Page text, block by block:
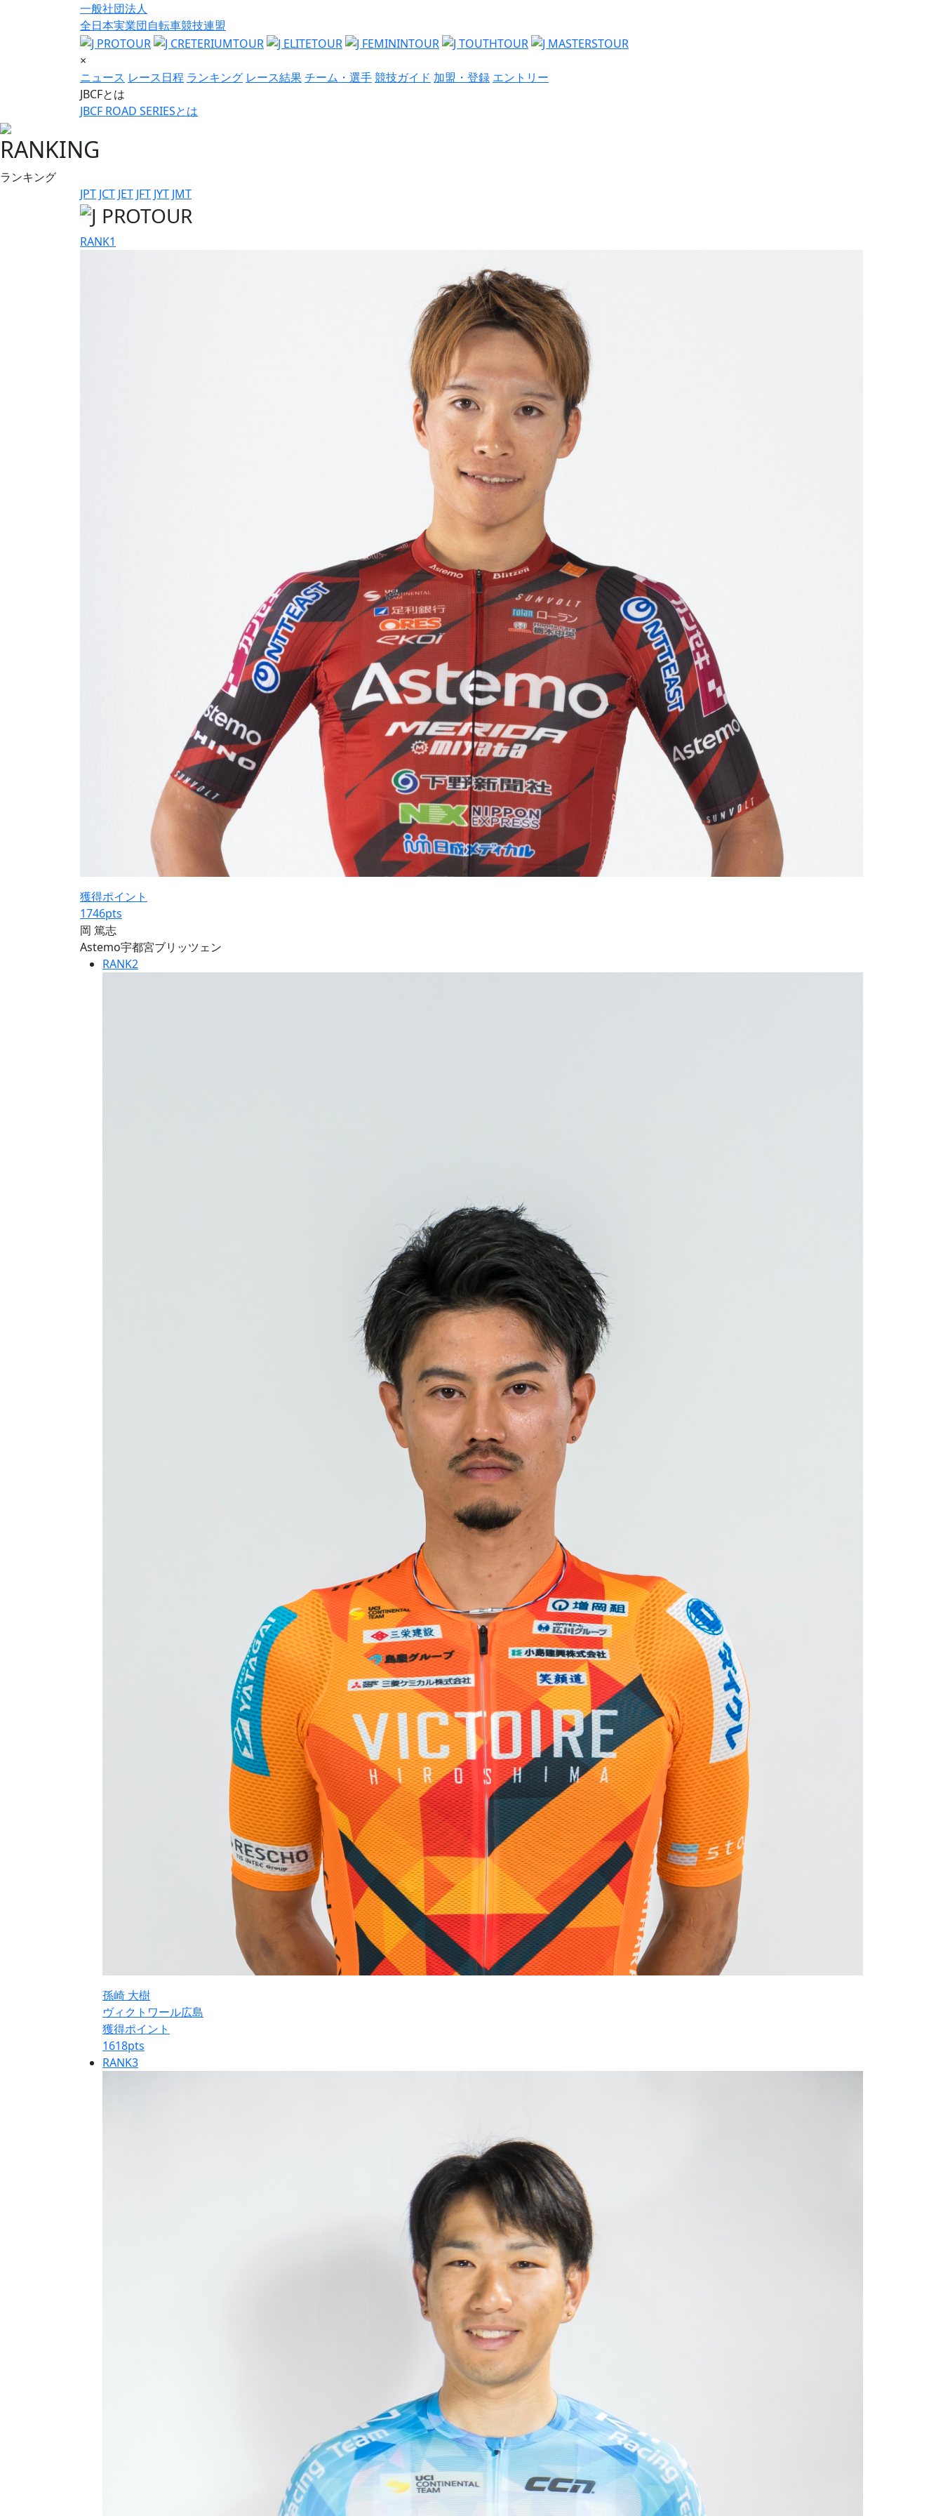
一般社団法人
全日本実業団自転車競技連盟
×
ニュース レース日程 ランキング レース結果チーム・選手競技ガイド 加盟・登録 エントリー
JBCFとは
JBCF ROAD SERIESとは
RANKING
ランキング
JPT JCT JET JFT JYT JMT
RANK1
獲得ポイント
1746pts
岡 篤志
Astemo宇都宮ブリッツェン
RANK2
孫崎 大樹
ヴィクトワール広島
獲得ポイント
1618pts
RANK3